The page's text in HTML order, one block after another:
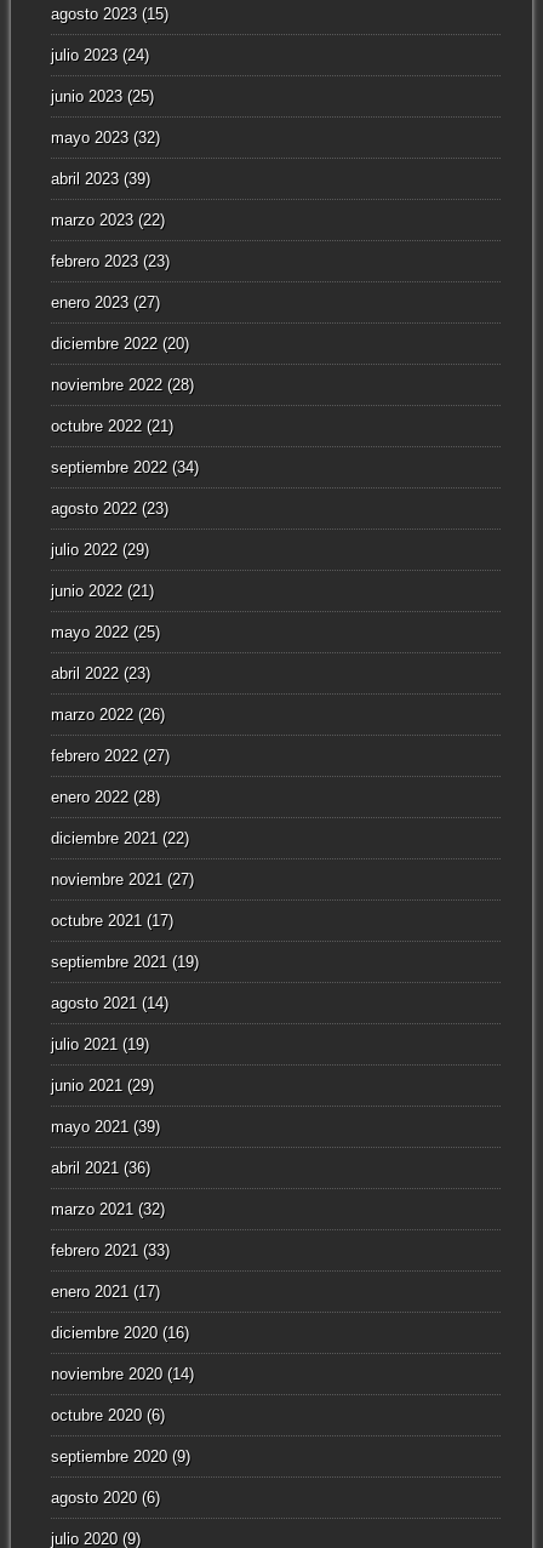
agosto 2023(15)
julio 2023(24)
junio 2023(25)
mayo 2023(32)
abril 2023(39)
marzo 2023(22)
febrero 2023(23)
enero 2023(27)
diciembre 2022(20)
noviembre 2022(28)
octubre 2022(21)
septiembre 2022(34)
agosto 2022(23)
julio 2022(29)
junio 2022(21)
mayo 2022(25)
abril 2022(23)
marzo 2022(26)
febrero 2022(27)
enero 2022(28)
diciembre 2021 (22)
noviembre 2021 (27)
octubre 2021 (17)
septiembre 2021 (19)
agosto 2021 (14)
julio 2021 (19)
junio 2021 (29)
mayo 2021 (39)
abril 2021 (36)
marzo 2021 (32)
febrero 2021 (33)
enero 2021 (17)
diciembre 2020(16)
noviembre 2020(14)
octubre 2020(6)
septiembre 2020(9)
agosto 2020(6)
julio 2020(9)